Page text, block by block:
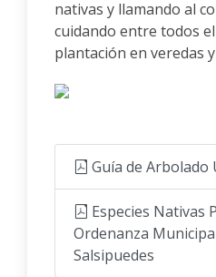
nativas y llamando al
cuidando entre todos
plantación en veredas
Guía de Arbolado
Especies Nativas
Ordenanza
Salsipuedes